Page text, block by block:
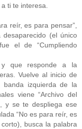
ti te interesa.
reír, es para pensar”,
(el único
el de “Cumpliendo
que responde a la
Vuelve al inicio de
izquierda de la
viene “Archivo del
y se te despliega ese
“No es para reír, es
busca la palabra